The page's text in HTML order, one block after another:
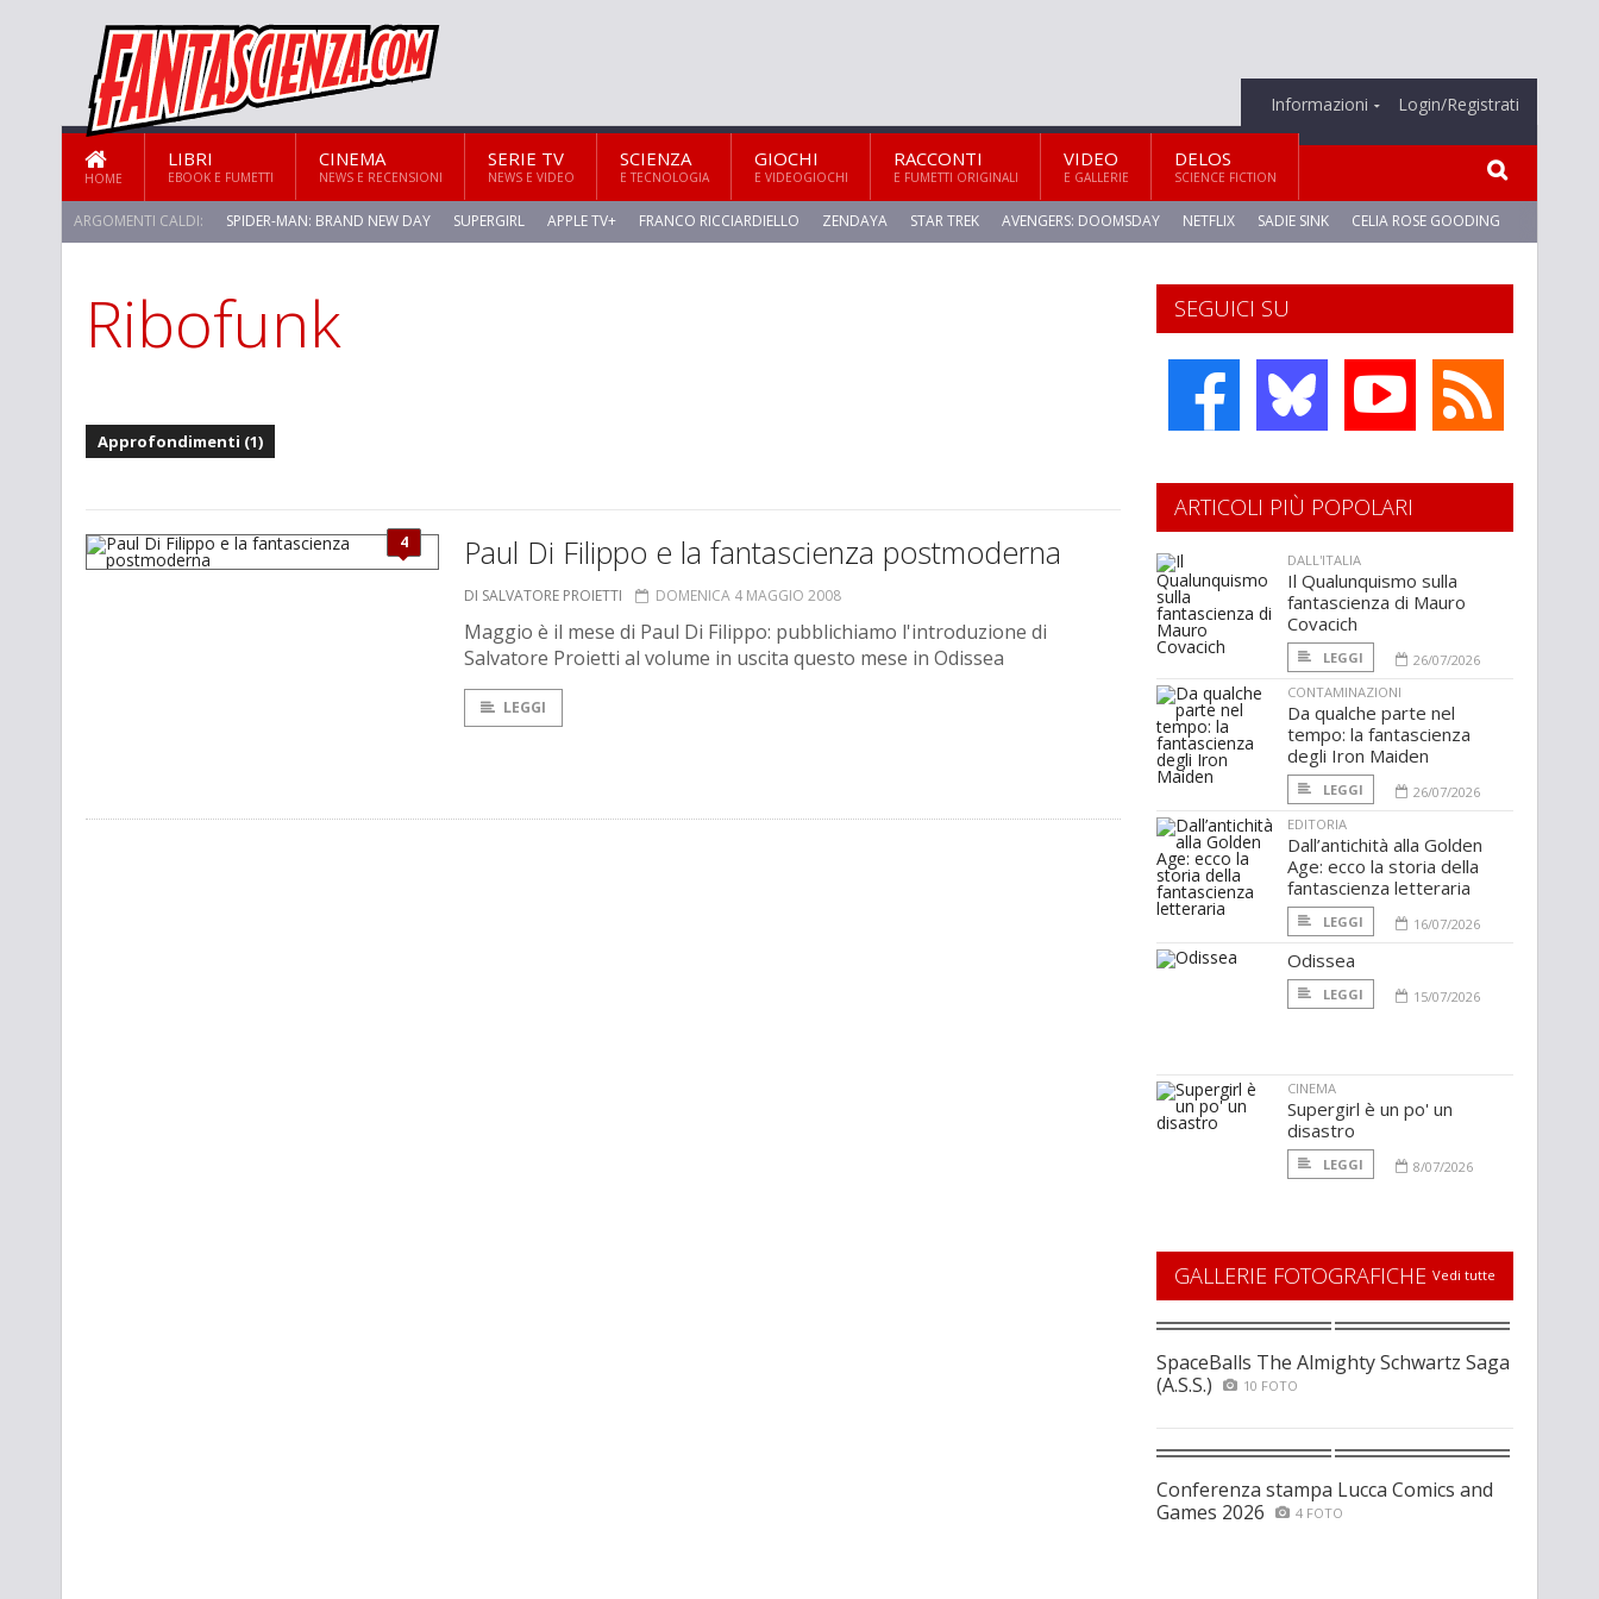
Informazioni Login/Registrati
HOME
LIBRI
EBOOK E FUMETTI
CINEMA
NEWS E RECENSIONI
SERIE TV
NEWS E VIDEO
SCIENZA
E TECNOLOGIA
GIOCHI
E VIDEOGIOCHI
RACCONTI
E FUMETTI ORIGINALI
VIDEO
E GALLERIE
DELOS
SCIENCE FICTION
ARGOMENTI CALDI: SPIDER-MAN: BRAND NEW DAY SUPERGIRL APPLE TV+ FRANCO RICCIARDIELLO ZENDAYA STAR TREK AVENGERS: DOOMSDAY NETFLIX SADIE SINK CELIA ROSE GOODING
Ribofunk
Approfondimenti (1)
4 Paul Di Filippo e la fantascienza postmoderna
DI SALVATORE PROIETTI DOMENICA 4 MAGGIO 2008
Maggio è il mese di Paul Di Filippo: pubblichiamo l'introduzione di
Salvatore Proietti al volume in uscita questo mese in Odissea
LEGGI
SEGUICI SU
ARTICOLI PIÙ POPOLARI
DALL'ITALIA
Il Qualunquismo sulla
fantascienza di Mauro
Covacich
LEGGI
26/07/2026
CONTAMINAZIONI
Da qualche parte nel
tempo: la fantascienza
degli Iron Maiden
LEGGI
26/07/2026
EDITORIA
Dall’antichità alla Golden
Age: ecco la storia della
fantascienza letteraria
LEGGI 16/07/2026
Odissea
LEGGI 15/07/2026
CINEMA
Supergirl è un po' un
disastro
LEGGI 8/07/2026
GALLERIE FOTOGRAFICHE Vedi tutte
SpaceBalls The Almighty Schwartz Saga
(A.S.S.)
10 FOTO
Conferenza stampa Lucca Comics and
Games 2026
4 FOTO